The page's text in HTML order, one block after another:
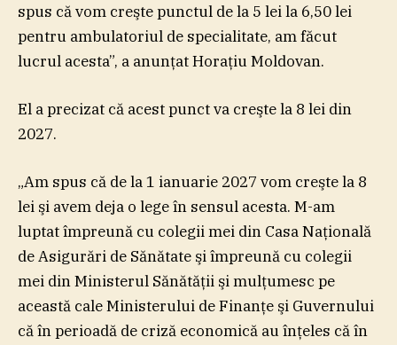
spus că vom creşte punctul de la 5 lei la 6,50 lei
pentru ambulatoriul de specialitate, am făcut
lucrul acesta”, a anunţat Horaţiu Moldovan.
El a precizat că acest punct va creşte la 8 lei din
2027.
„Am spus că de la 1 ianuarie 2027 vom creşte la 8
lei şi avem deja o lege în sensul acesta. M-am
luptat împreună cu colegii mei din Casa Naţională
de Asigurări de Sănătate şi împreună cu colegii
mei din Ministerul Sănătăţii şi mulţumesc pe
această cale Ministerului de Finanţe şi Guvernului
că în perioadă de criză economică au înţeles că în